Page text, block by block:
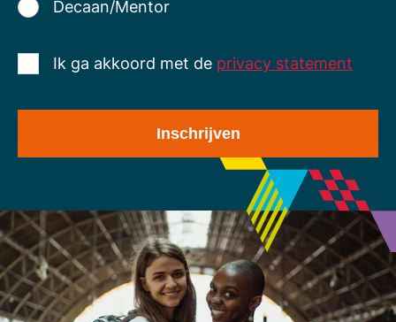
Decaan/Mentor
Ik ga akkoord met de privacy statement